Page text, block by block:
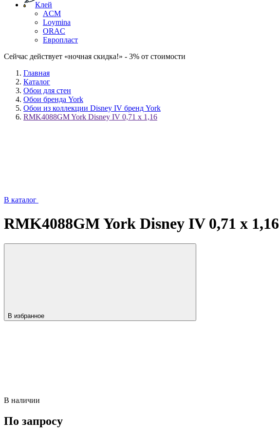
Клей
ACM
Loymina
ORAC
Европласт
Сейчас действует «ночная скидка!» - 3% от стоимости
Главная
Каталог
Обои для стен
Обои бренда York
Обои из коллекции Disney IV бренд York
RMK4088GM York Disney IV 0,71 x 1,16
В каталог
RMK4088GM York Disney IV 0,71 x 1,16
В избранное
В наличии
По запросу